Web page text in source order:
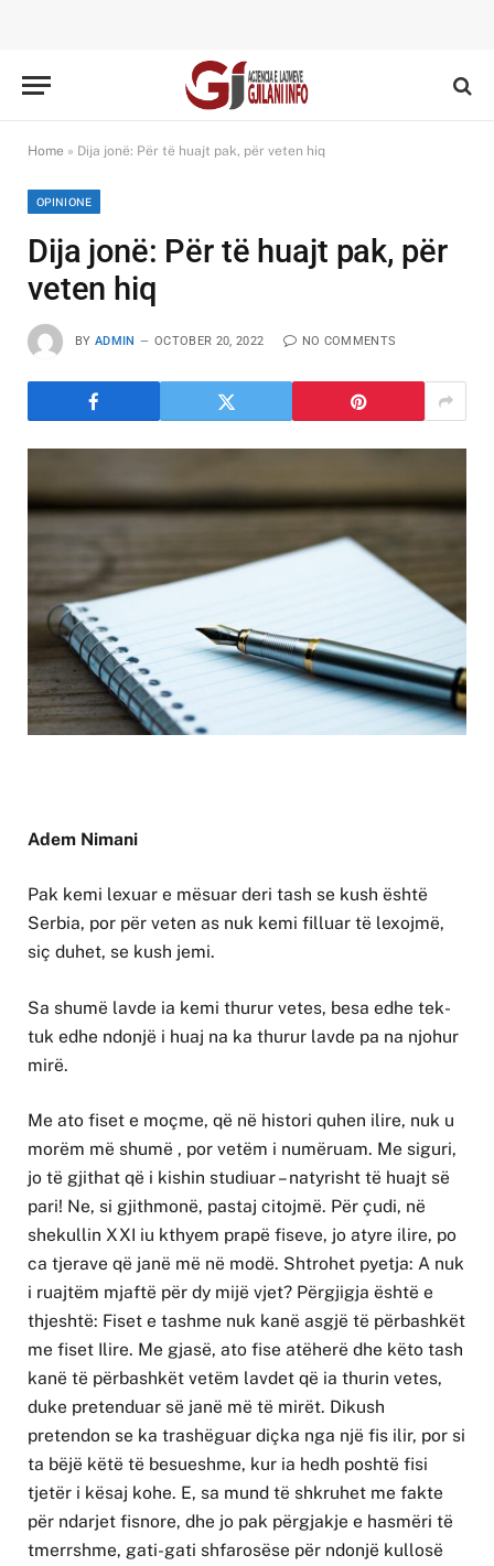
Home » Dija jonë: Për të huajt pak, për veten hiq
OPINIONE
Dija jonë: Për të huajt pak, për
veten hiq
BY ADMIN OCTOBER 20, 2022 NO COMMENTS
Adem Nimani
Pak kemi lexuar e mësuar deri tash se kush është
Serbia, por për veten as nuk kemi filluar të lexojmë,
siç duhet, se kush jemi.
Sa shumë lavde ia kemi thurur vetes, besa edhe tek-
tuk edhe ndonjë i huaj na ka thurur lavde pa na njohur
mirë.
Me ato fiset e moçme, që në histori quhen ilire, nuk u
morëm më shumë , por vetëm i numëruam. Me siguri,
jo të gjithat që i kishin studiuar – natyrisht të huajt së
pari! Ne, si gjithmonë, pastaj citojmë. Për çudi, në
shekullin XXI iu kthyem prapë fiseve, jo atyre ilire, po
ca tjerave që janë më në modë. Shtrohet pyetja: A nuk
i ruajtëm mjaftë për dy mijë vjet? Përgjigja është e
thjeshtë: Fiset e tashme nuk kanë asgjë të përbashkët
me fiset Ilire. Me gjasë, ato fise atëherë dhe këto tash
kanë të përbashkët vetëm lavdet që ia thurin vetes,
duke pretenduar së janë më të mirët. Dikush
pretendon se ka trashëguar diçka nga një fis ilir, por si
ta bëjë këtë të besueshme, kur ia hedh poshtë fisi
tjetër i kësaj kohe. E, sa mund të shkruhet me fakte
për ndarjet fisnore, dhe jo pak përgjakje e hasmëri të
tmerrshme, gati-gati shfarosëse për ndonjë kullosë